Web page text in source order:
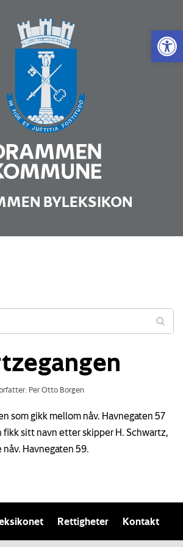
Vis
BYLEKSIKON
Per Otto Borgen
som gikk mellom nåv. Havnegaten 57
fikk sitt navn etter skipper H. Schwartz,
nåv. Havnegaten 59.
Rettigheter Kontakt